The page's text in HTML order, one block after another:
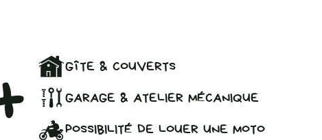
GÎTE & COUVERTS
GARAGE & ATELIER MÉCANIQUE
POSSIBILITÉ DE LOUER UNE MOTO